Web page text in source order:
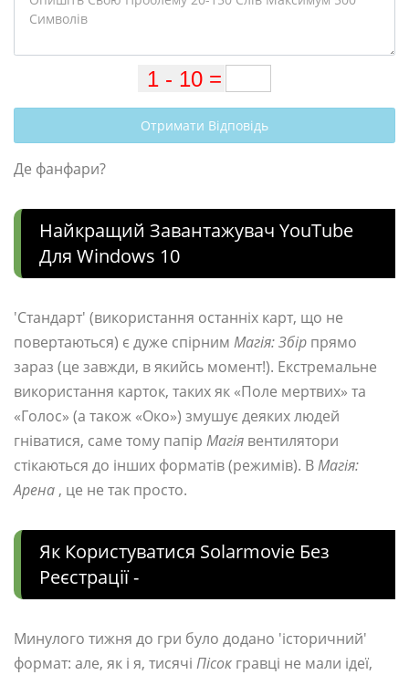
Отримати Відповідь
Де фанфари?
Найкращий Завантажувач YouTube
Для Windows 10
'Стандарт' (використання останніх карт, що не
повертаються) є дуже спірним Магія: Збір прямо
зараз (це завжди, в якийсь момент!). Екстремальне
використання карток, таких як «Поле мертвих» та
«Голос» (а також «Око») змушує деяких людей
гніватися, саме тому папір Магія вентилятори
стікаються до інших форматів (режимів). ВМагія:
Арена , це не так просто.
Як Користуватися Solarmovie Без
Реєстрації -
Минулого тижня до гри було додано 'історичний'
формат: але, як і я, тисячі Пісок гравці не мали ідеї,